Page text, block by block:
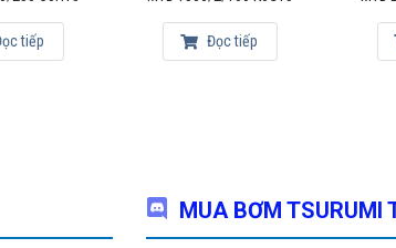
tiếp Đọc tiếp
MUA BƠM TSURUMI